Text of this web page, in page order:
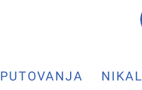
PUTOVANJA NIKAL